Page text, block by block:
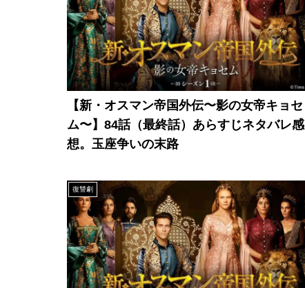
【新・オスマン帝国外伝〜影の女帝キョセ
ム〜】84話（最終話）あらすじネタバレ感
想。玉座争いの末路
復讐劇